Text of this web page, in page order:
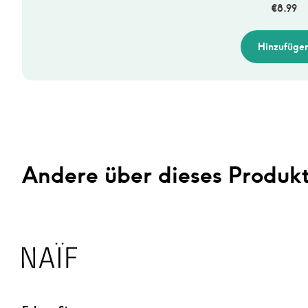
€8.99
Andere über dieses
Naïf